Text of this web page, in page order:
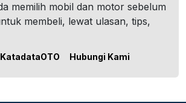
memilih mobil dan motor sebelum
membeli, lewat ulasan, tips,
Hubungi Kami